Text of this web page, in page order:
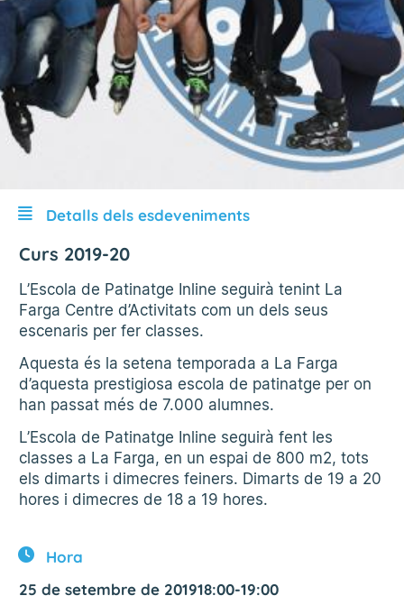
Detalls dels esdeveniments
Curs 2019-20
L’Escola de Patinatge Inline seguirà tenint La
Farga Centre d’Activitats com un dels seus
escenaris per fer classes.
Aquesta és la setena temporada a La Farga
d’aquesta prestigiosa escola de patinatge per on
han passat més de 7.000 alumnes.
L’Escola de Patinatge Inline seguirà fent les
classes a La Farga, en un espai de 800 m2, tots
els dimarts i dimecres feiners. Dimarts de 19 a 20
hores i dimecres de 18 a 19 hores.
Hora
25 de setembre de 201918:00-19:00